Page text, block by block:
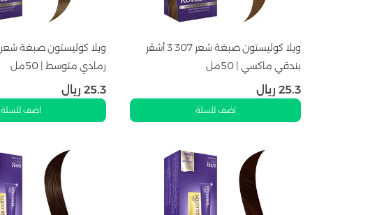
ويلا كوليستون صبغة شعر 307 3 أشقر
بندقي ماكسي | 50مل
25.3 ريال
اضف للسلة
رمادي متوسط | 50مل
25.3 ريال
اضف للسلة